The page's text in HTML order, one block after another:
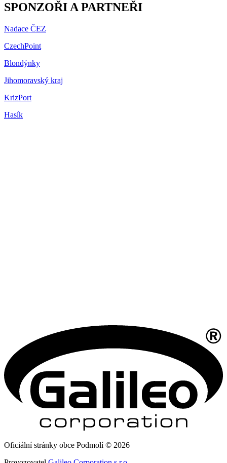
SPONZOŘI A PARTNEŘI
Nadace ČEZ
CzechPoint
Blondýnky
Jihomoravský kraj
KrizPort
Hasík
Oficiální stránky obce Podmolí © 2026